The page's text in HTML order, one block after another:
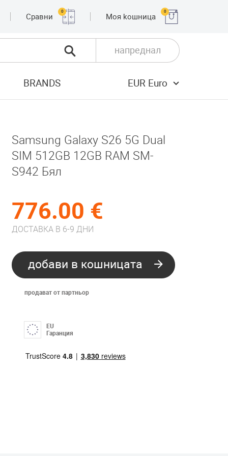
Сравни
0
Moя kошница
0
напреднал
BRANDS EUR Euro
Samsung Galaxy S26 5G Dual
SIM 512GB 12GB RAM SM-
S942 Бял
776.00 €
ДОСТАВКА В 6-9 ДНИ
добави в кошницата
продават от партньор
EU
Гаранция